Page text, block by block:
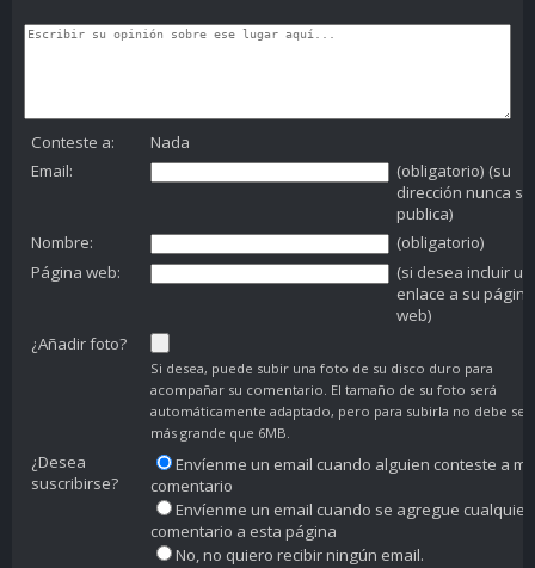
Conteste a:
Nada
Email:
(obligatorio) (su
dirección nunca se
publica)
Nombre:
(obligatorio)
Página web:
(si desea incluir un
enlace a su página
web)
¿Añadir foto?
Si desea, puede subir una foto de su disco duro para
acompañar su comentario. El tamaño de su foto será
automáticamente adaptado, pero para subirla no debe ser
más grande que 6MB.
¿Desea
suscribirse?
Envíenme un email cuando alguien conteste a mi
comentario
Envíenme un email cuando se agregue cualquier
comentario a esta página
No, no quiero recibir ningún email.